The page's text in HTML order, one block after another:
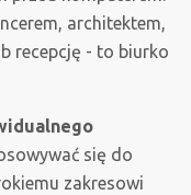
architektem,
recepcję - to biurko
się do
zakresowi